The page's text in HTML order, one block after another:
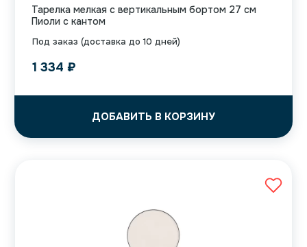
Под заказ (доставка до 10 дней)
Тарелка мелкая с вертикальным бортом 27 см
Пиоли с кантом
1 334 ₽
ДОБАВИТЬ В КОРЗИНУ